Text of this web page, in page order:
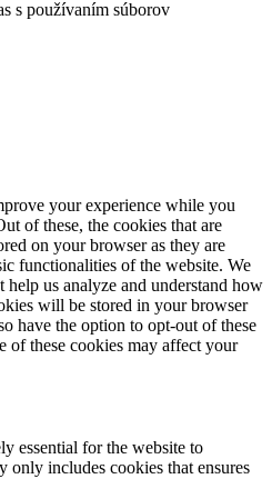
s používaním súborov
your experience while you
of these, the cookies that are
on your browser as they are
functionalities of the website. We
help us analyze and understand how
will be stored in your browser
have the option to opt-out of these
of these cookies may affect your
essential for the website to
only includes cookies that ensures